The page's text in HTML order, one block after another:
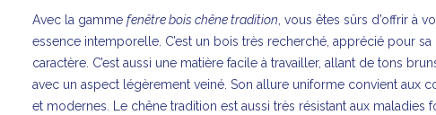
Avec la gamme fenêtre bois chêne tradition , vous êtes sûrs d’offrir à
essence intemporelle. C’est un bois très recherché, apprécié pour sa
caractère. C’est aussi une matière facile à travailler, allant de tons
avec un aspect légèrement veiné. Son allure uniforme convient aux
et modernes. Le chêne tradition est aussi très résistant aux maladies